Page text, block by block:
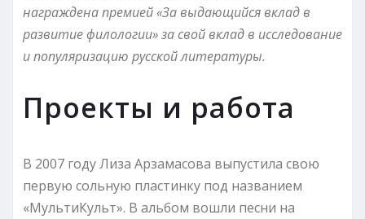
награждена премией «За выдающийся вклад в
развитие филологии» за свой вклад в исследование
и популяризацию русской литературы.
Проекты и работа
В 2007 году Лиза Арзамасова выпустила свою
первую сольную пластинку под названием
«МультиКульт». В альбом вошли песни на